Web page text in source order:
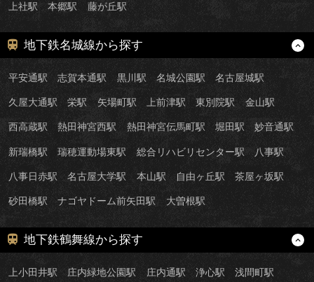
上社駅 本郷駅 藤が丘駅
地下鉄名城線から探す
平安通駅 志賀本通駅 黒川駅 名城公園駅 名古屋城駅
久屋大通駅 栄駅 矢場町駅 上前津駅 東別院駅 金山駅
西高蔵駅 熱田神宮西駅 熱田神宮伝馬町駅 堀田駅 妙音通駅
新瑞橋駅 瑞穂運動場東駅 総合リハビリセンター駅 八事駅
八事日赤駅 名古屋大学駅 本山駅 自由ヶ丘駅 茶屋ヶ坂駅
砂田橋駅 ナゴヤドーム前矢田駅 大曽根駅
地下鉄鶴舞線から探す
上小田井駅 庄内緑地公園駅 庄内通駅 浄心駅 浅間町駅